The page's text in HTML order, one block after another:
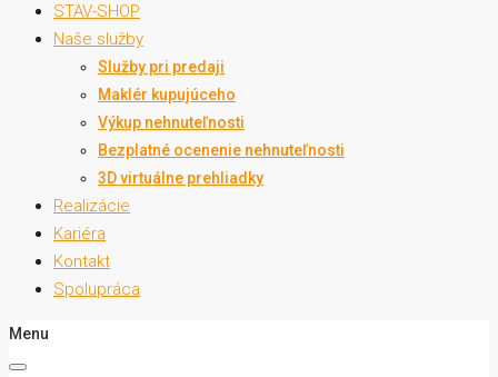
STAV-SHOP
Naše služby
Služby pri predaji
Maklér kupujúceho
Výkup nehnuteľnosti
Bezplatné ocenenie nehnuteľnosti
3D virtuálne prehliadky
Realizácie
Kariéra
Kontakt
Spolupráca
Menu